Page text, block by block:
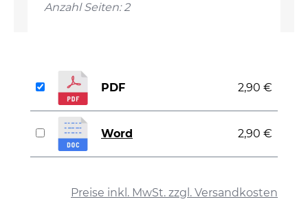
Anzahl Seiten: 2
Preise inkl. MwSt. zzgl. Versandkosten
PDF 2,90 €
Word 2,90 €